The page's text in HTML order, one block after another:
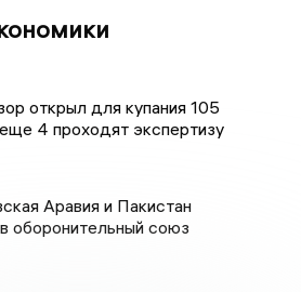
открыл для купания 105
4 проходят экспертизу
Аравия и Пакистан
оборонительный союз